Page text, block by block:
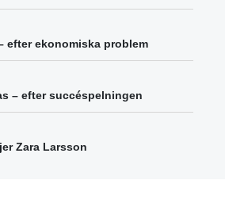
efter ekonomiska problem
– efter succéspelningen
Zara Larsson